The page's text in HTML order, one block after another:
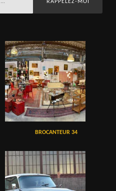
BROCANTEUR 34